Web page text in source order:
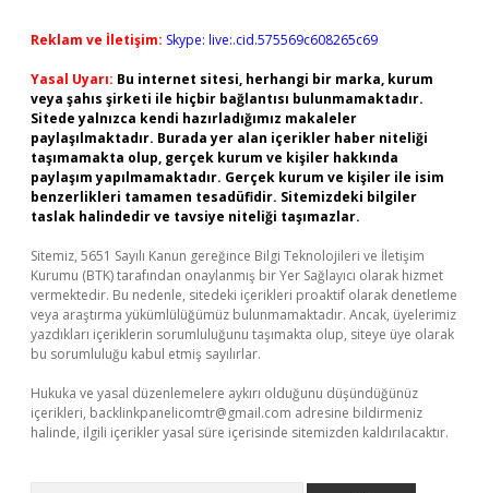
Reklam ve İletişim: Skype: live:.cid.575569c608265c69
Yasal Uyarı: Bu internet sitesi, herhangi bir marka, kurum
veya şahıs şirketi ile hiçbir bağlantısı bulunmamaktadır.
Sitede yalnızca kendi hazırladığımız makaleler
paylaşılmaktadır. Burada yer alan içerikler haber niteliği
taşımamakta olup, gerçek kurum ve kişiler hakkında
paylaşım yapılmamaktadır. Gerçek kurum ve kişiler ile isim
benzerlikleri tamamen tesadüfidir. Sitemizdeki bilgiler
taslak halindedir ve tavsiye niteliği taşımazlar.
Sitemiz, 5651 Sayılı Kanun gereğince Bilgi Teknolojileri ve İletişim
Kurumu (BTK) tarafından onaylanmış bir Yer Sağlayıcı olarak hizmet
vermektedir. Bu nedenle, sitedeki içerikleri proaktif olarak denetleme
veya araştırma yükümlülüğümüz bulunmamaktadır. Ancak, üyelerimiz
yazdıkları içeriklerin sorumluluğunu taşımakta olup, siteye üye olarak
bu sorumluluğu kabul etmiş sayılırlar.
Hukuka ve yasal düzenlemelere aykırı olduğunu düşündüğünüz
içerikleri, backlinkpanelicomtr@gmail.com adresine bildirmeniz
halinde, ilgili içerikler yasal süre içerisinde sitemizden kaldırılacaktır.